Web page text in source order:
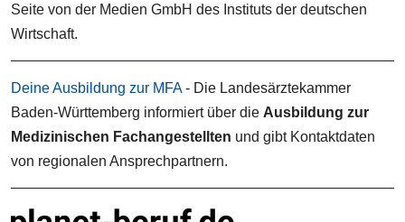
Seite von der Medien GmbH des Instituts der deutschen
Wirtschaft.
Deine Ausbildung zur MFA- Die Landesärztekammer
Baden-Württemberg informiert über die Ausbildung zur
Medizinischen Fachangestellten und gibt Kontaktdaten
von regionalen Ansprechpartnern.